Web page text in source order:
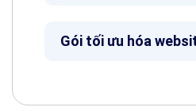
Gói tối ưu hóa